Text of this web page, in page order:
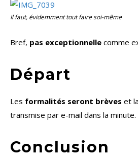
Il faut, évidemment tout faire soi-même
Bref, pas exceptionnelle comme
Départ
Les formalités seront brèves et
transmise par e-mail dans la minute.
Conclusion